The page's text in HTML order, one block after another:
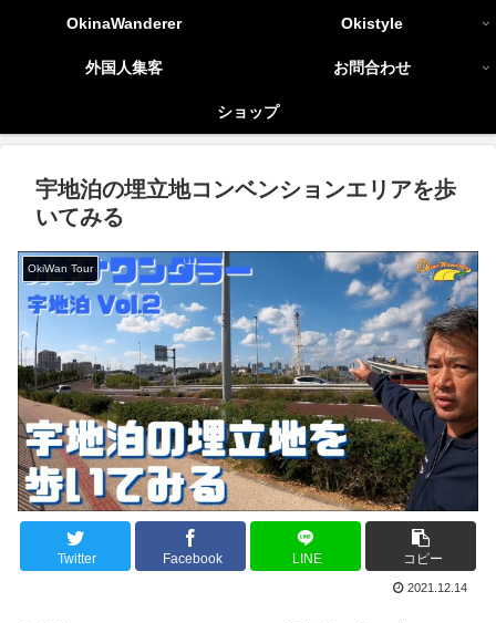
OkinaWanderer Okistyle
外国人集客 お問合わせ
ショップ
宇地泊の埋立地コンベンションエリアを歩
いてみる
OkiWan Tour
Twitter Facebook LINE コピー
2021.12.14